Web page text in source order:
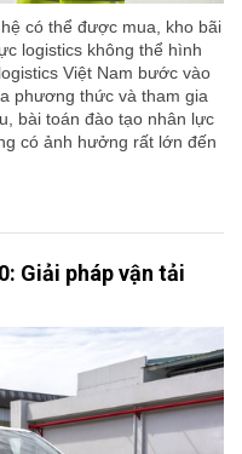
có thể được mua, kho bãi
logistics không thể hình
Việt Nam bước vào
phương thức và tham gia
bài toán đào tạo nhân lực
có ảnh hưởng rất lớn đến
Giải pháp vận tải